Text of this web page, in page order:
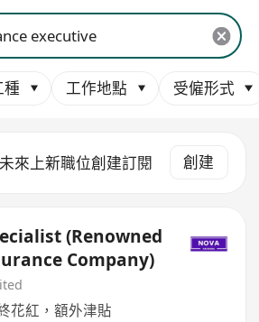
種 工作地點 受僱形式
來上新職位創建訂閱 創建
(Renowned
Company)
花紅，額外津貼